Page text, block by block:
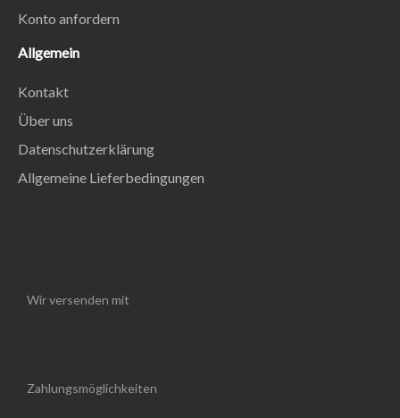
Konto anfordern
Allgemein
Kontakt
Über uns
Datenschutzerklärung
Allgemeine Lieferbedingungen
Wir versenden mit
Zahlungsmöglichkeiten